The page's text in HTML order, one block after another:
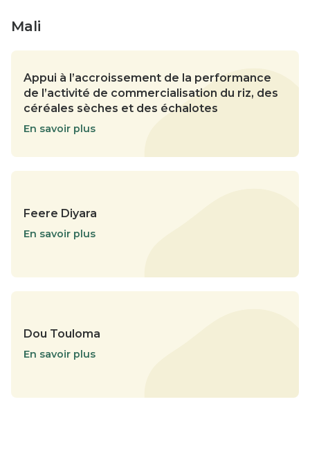
Mali
Appui à l’accroissement de la performance
de l’activité de commercialisation du riz, des
céréales sèches et des échalotes
En savoir plus
Feere Diyara
En savoir plus
Dou Touloma
En savoir plus